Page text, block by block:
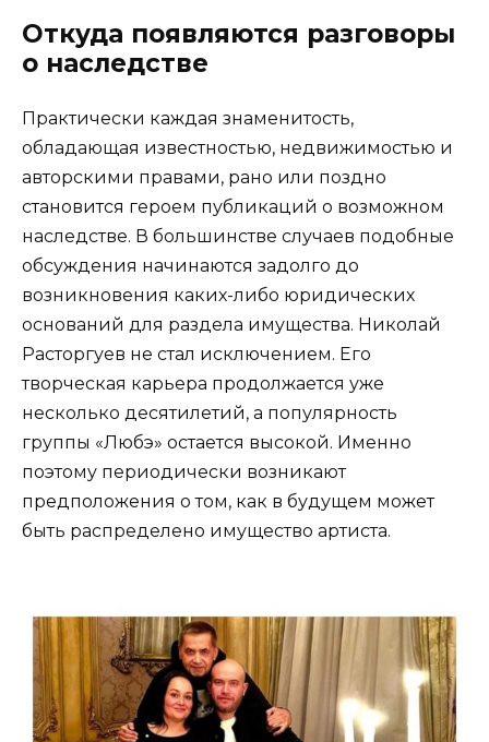
Откуда появляются разговоры
о наследстве
Практически каждая знаменитость,
обладающая известностью, недвижимостью и
авторскими правами, рано или поздно
становится героем публикаций о возможном
наследстве. В большинстве случаев подобные
обсуждения начинаются задолго до
возникновения каких-либо юридических
оснований для раздела имущества. Николай
Расторгуев не стал исключением. Его
творческая карьера продолжается уже
несколько десятилетий, а популярность
группы «Любэ» остается высокой. Именно
поэтому периодически возникают
предположения о том, как в будущем может
быть распределено имущество артиста.